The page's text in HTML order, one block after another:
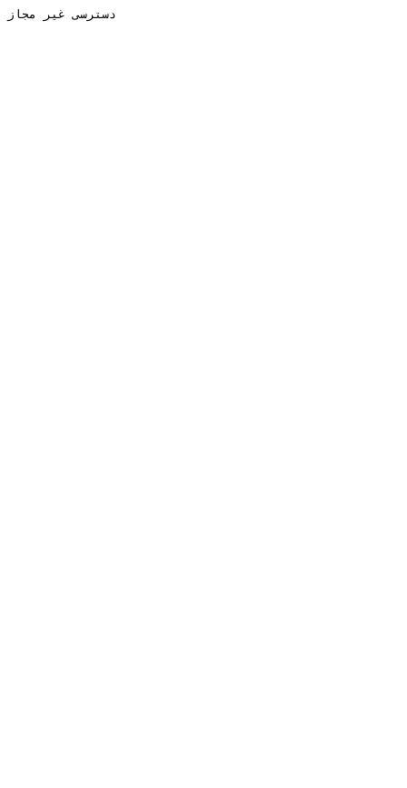
دسترسی غیر مجاز